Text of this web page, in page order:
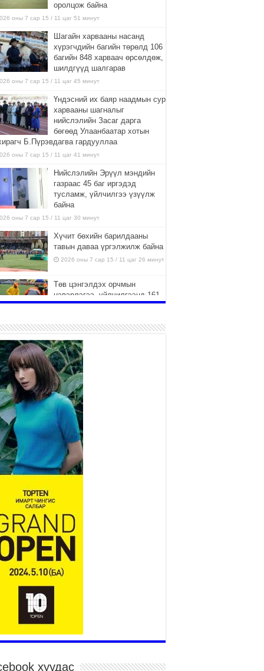
оролцож байна
оны 7 сар 15 / 11 цаг 51 минут
Шагайн харвааны насанд
хүрэгчдийн багийн төрөлд 106
багийн 848 харваач өрсөлдөж,
шилдгүүд шалгарав
оны 7 сар 15 / 11 цаг 45 минут
Үндэсний их баяр наадмын сур
харвааны шагналыг
нийслэлийн Засаг дарга
бөгөөд Улаанбаатар хотын
Б.Пүрэвдагва гардууллаа
оны 7 сар 15 / 11 цаг 41 минут
Нийслэлийн Эрүүл мэндийн
газраас 45 баг иргэдэд
тусламж, үйлчилгээ үзүүлж
байна
оны 7 сар 15 / 11 цаг 30 минут
Хүчит бөхийн барилдааны
тавын даваа үргэлжилж байна
2026 оны 7 сар 15 / 11 цаг 26 минут
Төв цэнгэлдэх орчмын
цэвэрлэгээ, үйлчилгээнд 161
ажилтан, 27 техниктэй
оны 7 сар 15 / 11 цаг 22 минут
Наадмын амралтын өдрүүдэд
нийслэлийн эрүүл мэндийн
байгууллагууд дараах
хуваарийн дагуу ажиллана
оны 7 сар 15 / 11 цаг 18 минут
Үндэсний их баяр наадам
эхэллээ
2026 оны 7 сар 15 / 11 цаг 14 минут
усны аюулаас сэргийлж, нийслэлийн Онцгой
газрын 162 алба хаагч үүрэг гүйцэтгэж
оны 7 сар 15 / 11 цаг 07 минут
их сурын харваанд 850 харваач цэц
сорьж байна
оны 7 сар 15 / 11 цаг 03 минут
цэнгэлдэхийн эргэн тойронд
оны 7 сар 15 / 10 цаг 58 минут
их баяр наадмын шагайн харваа
хүрэгчдийн багийн харваагаар
байна
оны 7 сар 15 / 10 цаг 52 минут
их баяр наадмын хүчит бөхийн
хуудас